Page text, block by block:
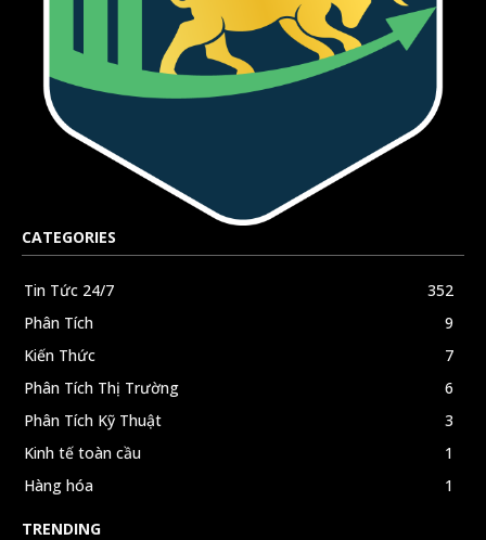
CATEGORIES
Tin Tức 24/7
352
Phân Tích
9
Kiến Thức
7
Phân Tích Thị Trường
6
Phân Tích Kỹ Thuật
3
Kinh tế toàn cầu
1
Hàng hóa
1
TRENDING